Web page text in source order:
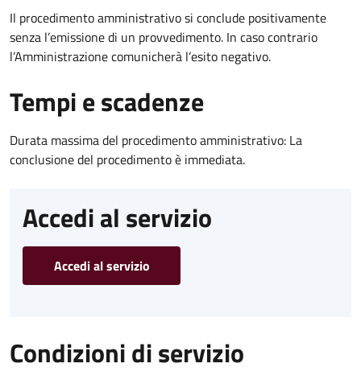
Il procedimento amministrativo si conclude positivamente
senza l’emissione di un provvedimento. In caso contrario
l’Amministrazione comunicherà l’esito negativo.
Tempi e scadenze
Durata massima del procedimento amministrativo: La
conclusione del procedimento è immediata.
Accedi al servizio
Accedi al servizio
Condizioni di servizio